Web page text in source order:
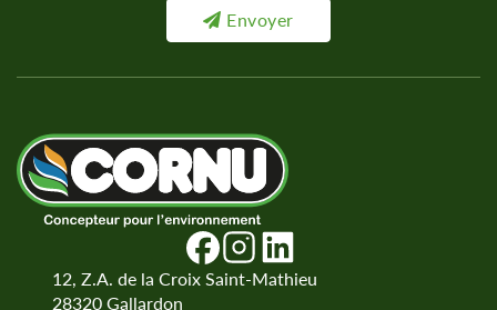
Envoyer
12, Z.A. de la Croix Saint-Mathieu
28320Gallardon